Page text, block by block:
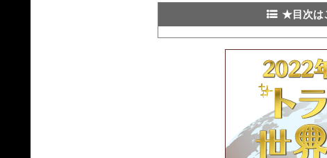
★目次は